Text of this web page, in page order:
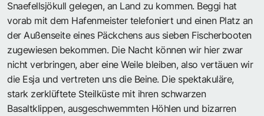
Snaefellsjökull gelegen, an Land zu kommen. Beggi hat
vorab mit dem Hafenmeister telefoniert und einen Platz an
der Außenseite eines Päckchens aus sieben Fischerbooten
zugewiesen bekommen. Die Nacht können wir hier zwar
nicht verbringen, aber eine Weile bleiben, also vertäuen wir
die Esja und vertreten uns die Beine. Die spektakuläre,
stark zerklüftete Steilküste mit ihren schwarzen
Basaltklippen, ausgeschwemmten Höhlen und bizarren